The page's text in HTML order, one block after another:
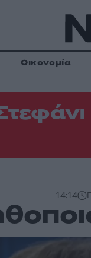
Οικονομία
14:14